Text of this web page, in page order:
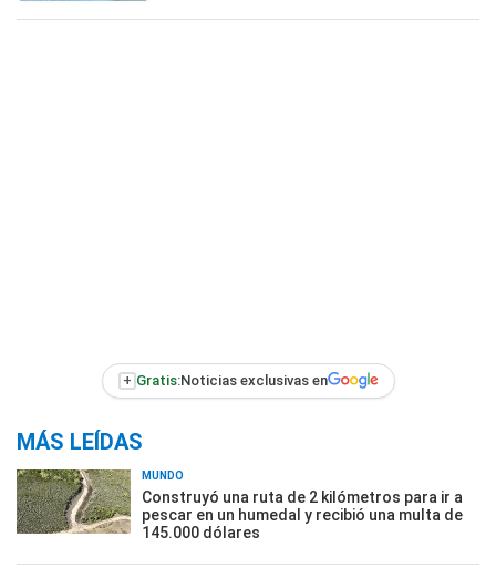
+ Gratis:Noticias exclusivas en
MÁS LEÍDAS
MUNDO
Construyó una ruta de 2 kilómetros para ir a
pescar en un humedal y recibió una multa de
145.000 dólares